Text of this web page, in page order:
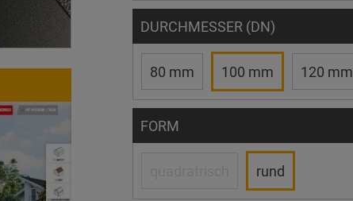
DURCHMESSER (DN)
80 mm 100 mm 120 mm
FORM
rund